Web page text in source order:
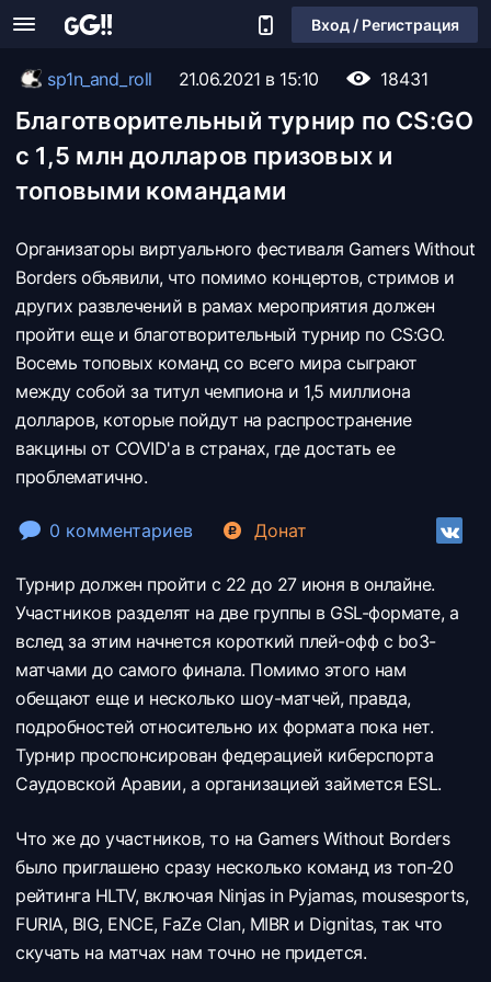
Вход / Регистрация
sp1n_and_roll 21.06.2021 в 15:10 18431
Благотворительный турнир по CS:GO
с 1,5 млн долларов призовых и
топовыми командами
Организаторы виртуального фестиваля Gamers Without
Borders объявили, что помимо концертов, стримов и
других развлечений в рамах мероприятия должен
пройти еще и благотворительный турнир по CS:GO.
Восемь топовых команд со всего мира сыграют
между собой за титул чемпиона и 1,5 миллиона
долларов, которые пойдут на распространение
вакцины от COVID'a в странах, где достать ее
проблематично.
0 комментариев Донат
Турнир должен пройти с 22 до 27 июня в онлайне.
Участников разделят на две группы в GSL-формате, а
вслед за этим начнется короткий плей-офф с bo3-
матчами до самого финала. Помимо этого нам
обещают еще и несколько шоу-матчей, правда,
подробностей относительно их формата пока нет.
Турнир проспонсирован федерацией киберспорта
Саудовской Аравии, а организацией займется ESL.
Что же до участников, то на Gamers Without Borders
было приглашено сразу несколько команд из топ-20
рейтинга HLTV, включая Ninjas in Pyjamas, mousesports,
FURIA, BIG, ENCE, FaZe Clan, MIBR и Dignitas, так что
скучать на матчах нам точно не придется.